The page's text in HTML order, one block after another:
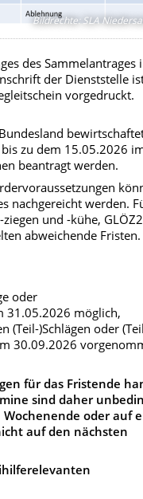
Bildrechte:SLA
des Sammelantrages
der Dienststelle
vorgedruckt.
zu dem 15.05.2026
beantragt werden.
nachgereicht werden.
und -kühe,
abweichende Fristen.
oder
31.05.2026 möglich,
(Teil-)Schlägen oder
30.09.2026
für das Fristende
sind daher
oder auf
auf den nächsten